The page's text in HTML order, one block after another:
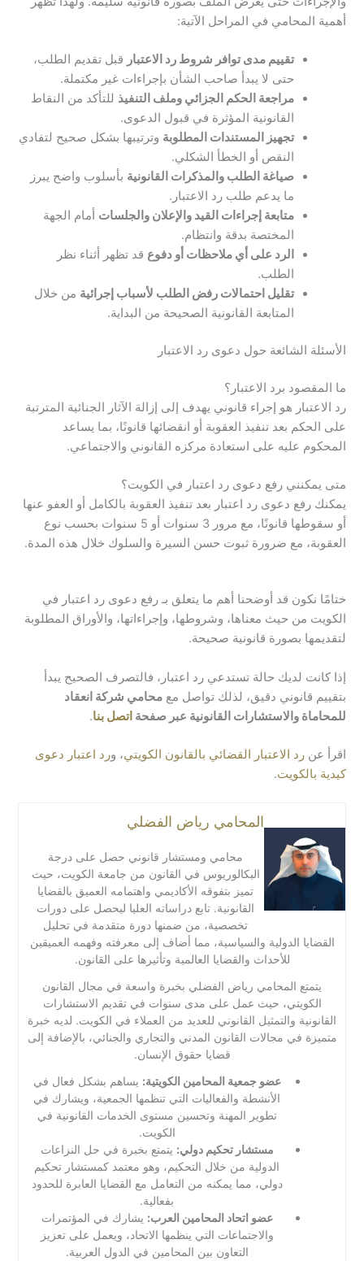
أهمية المحامي في المراحل الآتية:
تقييم مدى توافر شروط رد الاعتبار قبل تقديم الطلب،
حتى لا يبدأ صاحب الشأن بإجراءات غير مكتملة.
مراجعة الحكم الجزائي وملف التنفيذ للتأكد من النقاط
القانونية المؤثرة في قبول الدعوى.
تجهيز المستندات المطلوبة وترتيبها بشكل صحيح لتفادي
النقص أو الخطأ الشكلي.
صياغة الطلب والمذكرات القانونية بأسلوب واضح يبرز
ما يدعم طلب رد الاعتبار.
متابعة إجراءات القيد والإعلان والجلسات أمام الجهة
المختصة بدقة وانتظام.
الرد على أي ملاحظات أو دفوع قد تظهر أثناء نظر
الطلب.
تقليل احتمالات رفض الطلب لأسباب إجرائية من خلال
المتابعة القانونية الصحيحة من البداية.
الأسئلة الشائعة حول دعوى رد الاعتبار
ما المقصود برد الاعتبار؟
رد الاعتبار هو إجراء قانوني يهدف إلى إزالة الآثار الجنائية المترتبة
على الحكم بعد تنفيذ العقوبة أو انقضائها قانونًا، بما يساعد
المحكوم عليه على استعادة مركزه القانوني والاجتماعي.
متى يمكنني رفع دعوى رد اعتبار في الكويت؟
يمكنك رفع دعوى رد اعتبار بعد تنفيذ العقوبة بالكامل أو العفو عنها
أو سقوطها قانونًا، مع مرور 3 سنوات أو 5 سنوات بحسب نوع
العقوبة، مع ضرورة ثبوت حسن السيرة والسلوك خلال هذه المدة.
ختامًا نكون قد أوضحنا أهم ما يتعلق بـ رفع دعوى رد اعتبار في
الكويت من حيث معناها، وشروطها، وإجراءاتها، والأوراق المطلوبة
لتقديمها بصورة قانونية صحيحة.
إذا كانت لديك حالة تستدعي رد اعتبار، فالتصرف الصحيح يبدأ
بتقييم قانوني دقيق، لذلك تواصل معمحامي شركة انعقاد
للمحاماة والاستشارات القانونية عبر صفحة اتصل بنا.
اقرأ عنرد الاعتبار القضائي بالقانون الكويتي، ورد اعتبار دعوى
كيدية بالكويت.
المحامي رياض الفضلي
محامي ومستشار قانوني حصل على درجة
البكالوريوس في القانون من جامعة الكويت، حيث
تميز بتفوقه الأكاديمي واهتمامه العميق بالقضايا
القانونية. تابع دراساته العليا ليحصل على دورات
تخصصية، من ضمنها دورة متقدمة في تحليل
القضايا الدولية والسياسية، مما أضاف إلى معرفته وفهمه العميقين
للأحداث والقضايا العالمية وتأثيرها على القانون.
يتمتع المحامي رياض الفضلي بخبرة واسعة في مجال القانون
الكويتي، حيث عمل على مدى سنوات في تقديم الاستشارات
القانونية والتمثيل القانوني للعديد من العملاء في الكويت. لديه خبرة
متميزة في مجالات القانون المدني والتجاري والجنائي، بالإضافة إلى
قضايا حقوق الإنسان.
عضو جمعية المحامين الكويتية: يساهم بشكل فعال في
الأنشطة والفعاليات التي تنظمها الجمعية، ويشارك في
تطوير المهنة وتحسين مستوى الخدمات القانونية في
الكويت.
مستشار تحكيم دولي: يتمتع بخبرة في حل النزاعات
الدولية من خلال التحكيم، وهو معتمد كمستشار تحكيم
دولي، مما يمكنه من التعامل مع القضايا العابرة للحدود
بفعالية.
عضو اتحاد المحامين العرب: يشارك في المؤتمرات
والاجتماعات التي ينظمها الاتحاد، ويعمل على تعزيز
التعاون بين المحامين في الدول العربية.